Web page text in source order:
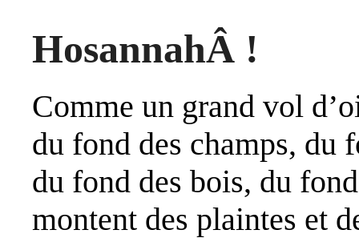
HosannahÂ !
Comme un grand vol
du fond des champs, du
du fond des bois, du
montent des plaintes et